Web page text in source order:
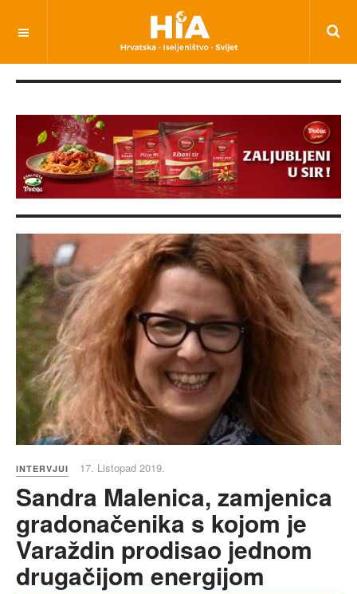
INTERVJUI 17. Listopad 2019.
Sandra Malenica, zamjenica
gradonačenika s kojom je
Varaždin prodisao jednom
drugačijom energijom